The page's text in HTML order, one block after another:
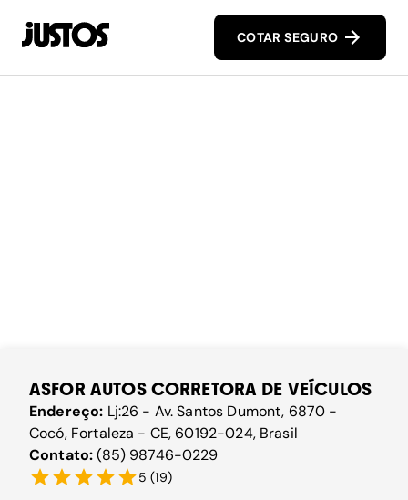
COTAR SEGURO
ASFOR AUTOS CORRETORA DE VEÍCULOS
Endereço: Lj:26 - Av. Santos Dumont, 6870 -
Cocó, Fortaleza - CE, 60192-024, Brasil
Contato:(85) 98746-0229
5 (19)